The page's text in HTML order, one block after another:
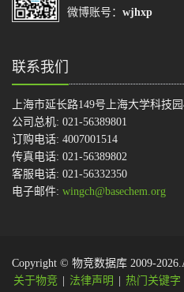
微博账号： wjhxp
联系我们
上海市延长路149号上海大学科技
公司总机: 021-56389801
订购电话: 4007001514
传真电话: 021-56389802
客服电话: 021-56332350
电子邮件: wingch@basechem.org
Copyright © 物竞数据库 2009-
关于物竞
法律声明 热门关键字